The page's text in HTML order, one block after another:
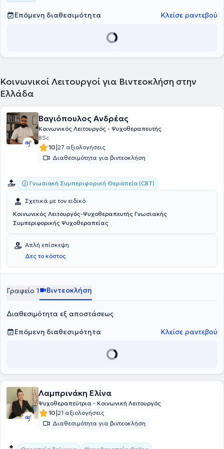
Επόμενη διαθεσιμότητα Κλείσε ραντεβού
Κοινωνικοί Λειτουργοί για Βιντεοκλήση στην
Ελλάδα
Βαγιόπουλος Ανδρέας
Κοινωνικός Λειτουργός - Ψυχοθεραπευτής
BSc
10|27 αξιολογήσεις
Διαθεσιμότητα για βιντεοκλήση
Γνωσιακή Συμπεριφορική Θεραπεία (CBT)
Σχετικά με τον ειδικό
Κοινωνικός Λειτουργός-Ψυχοθεραπευτής Γνωσιακής
Συμπεριφορικής Ψυχοθεραπείας
Απλή επίσκεψη
Δες το κόστος
Γραφείο 1 Βιντεοκλήση
Διαθεσιμότητα εξ αποστάσεως
Επόμενη διαθεσιμότητα
Κλείσε ραντεβού
Λαμπρινάκη Ελίνα
Ψυχοθεραπεύτρια - Κοινωνική Λειτουργός
10|21 αξιολογήσεις
Διαθεσιμότητα για βιντεοκλήση